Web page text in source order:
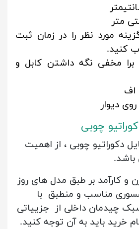
مورد نظر را در زمان ثبت
کنید.
برا مخفی نگه داشتن کابل و
اف
دیوار
چوبی
دکوراتیو چوبی ، از اهمیت
باشد.
و کارآمد بر طبق مدل های روز
مناسب و منطبق با
چیدمان داخلی از جزییاتی
خرید باید به آن توجه کنید.